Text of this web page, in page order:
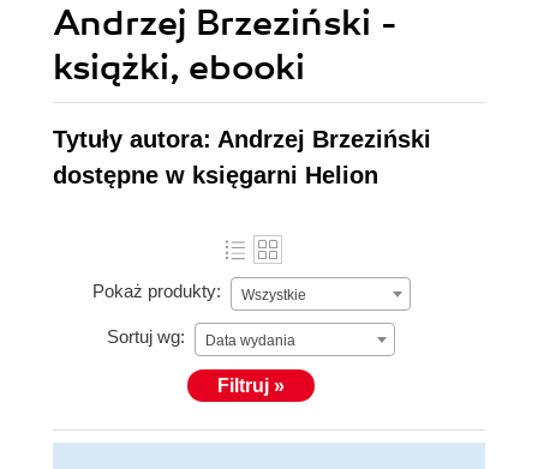
Andrzej Brzeziński -
książki, ebooki
Tytuły autora: Andrzej Brzeziński
dostępne w księgarni Helion
Pokaż produkty: Wszystkie
Sortuj wg: Data wydania
Filtruj »